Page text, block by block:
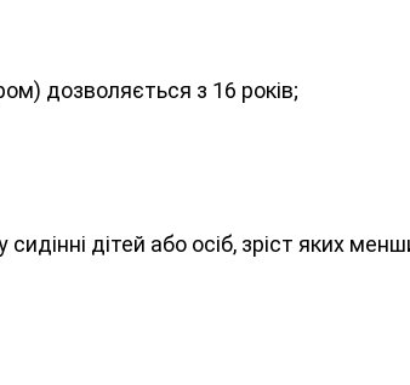
дозволяється з 16 років;
дітей або осіб, зріст яких